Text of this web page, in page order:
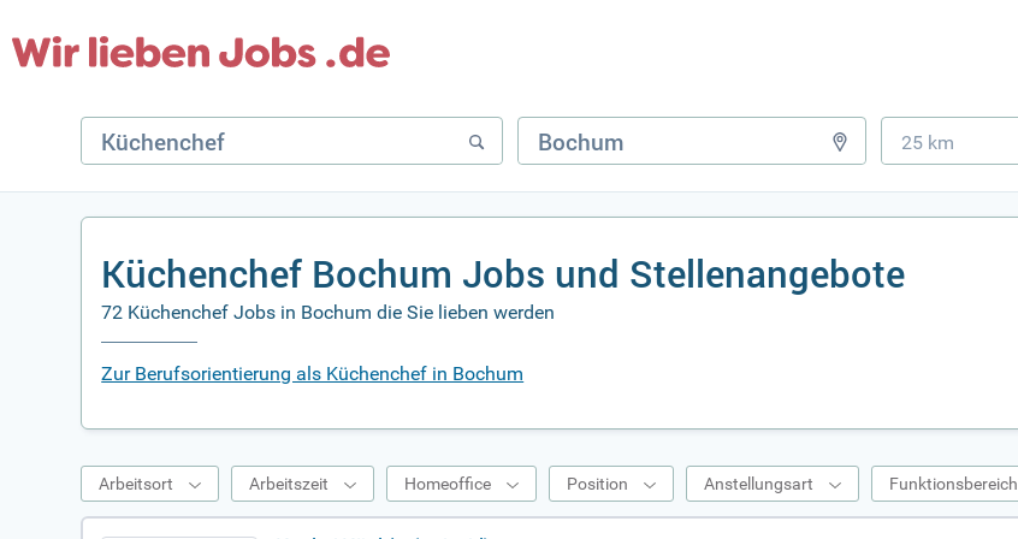
25 km
Küchenchef Bochum Jobs und Stellenangebote
72 Küchenchef Jobs in Bochum die Sie lieben werden
Zur Berufsorientierung als Küchenchef in Bochum
Arbeitsort Arbeitszeit Homeoffice Position Anstellungsart Funktionsbereich